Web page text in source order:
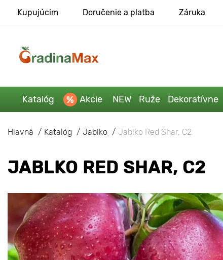
Kupujúcim Doručenie a platba Záruka
Katalóg Akcie NEW Ruže Dekoratívne
Hlavná Katalóg Jablko Jablko Red Shar, С2
JABLKO RED SHAR, С2